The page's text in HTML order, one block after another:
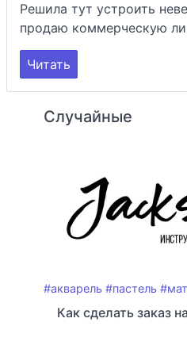
Решила тут устроить
продаю коммерческую
Читать
Случайные
#акварель #пастель
Как сделать заказ